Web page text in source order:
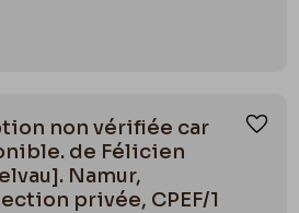
non vérifiée car
de Félicien
Namur,
privée, CPEF/1